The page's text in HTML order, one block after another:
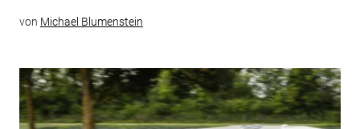
von Michael Blumenstein